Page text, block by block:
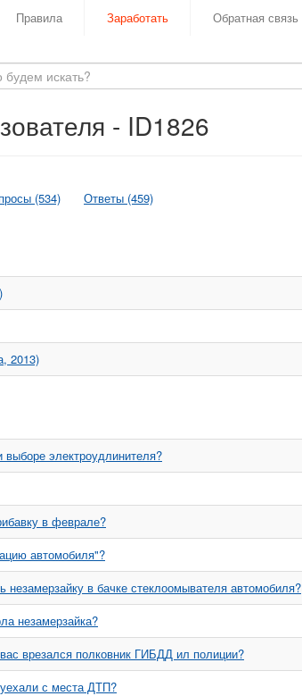
Правила Заработать Обратная связь
- ID1826
(534) Ответы (459)
2013)
выборе электроудлинителя?
в феврале?
автомобиля"?
в бачке стеклоомывателя автомобиля?
незамерзайка?
врезался полковник ГИБДД ил полиции?
с места ДТП?